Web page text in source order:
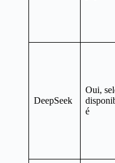
DeepSeek
Oui,
é